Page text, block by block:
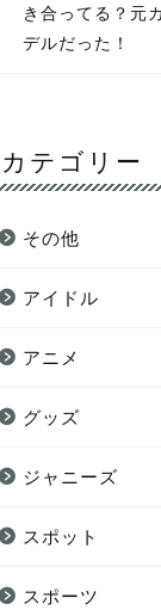
き合ってる？元
デルだった！
カテゴリー
その他
アイドル
アニメ
グッズ
ジャニーズ
スポット
スポーツ